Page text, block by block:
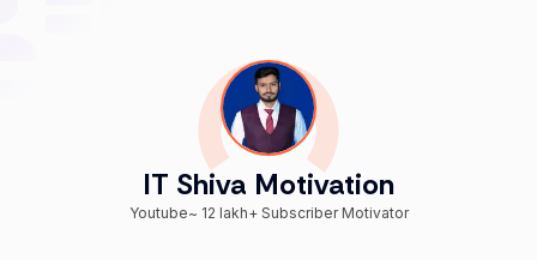
IT Shiva Motivation
Youtube~ 12 lakh+ Subscriber Motivator